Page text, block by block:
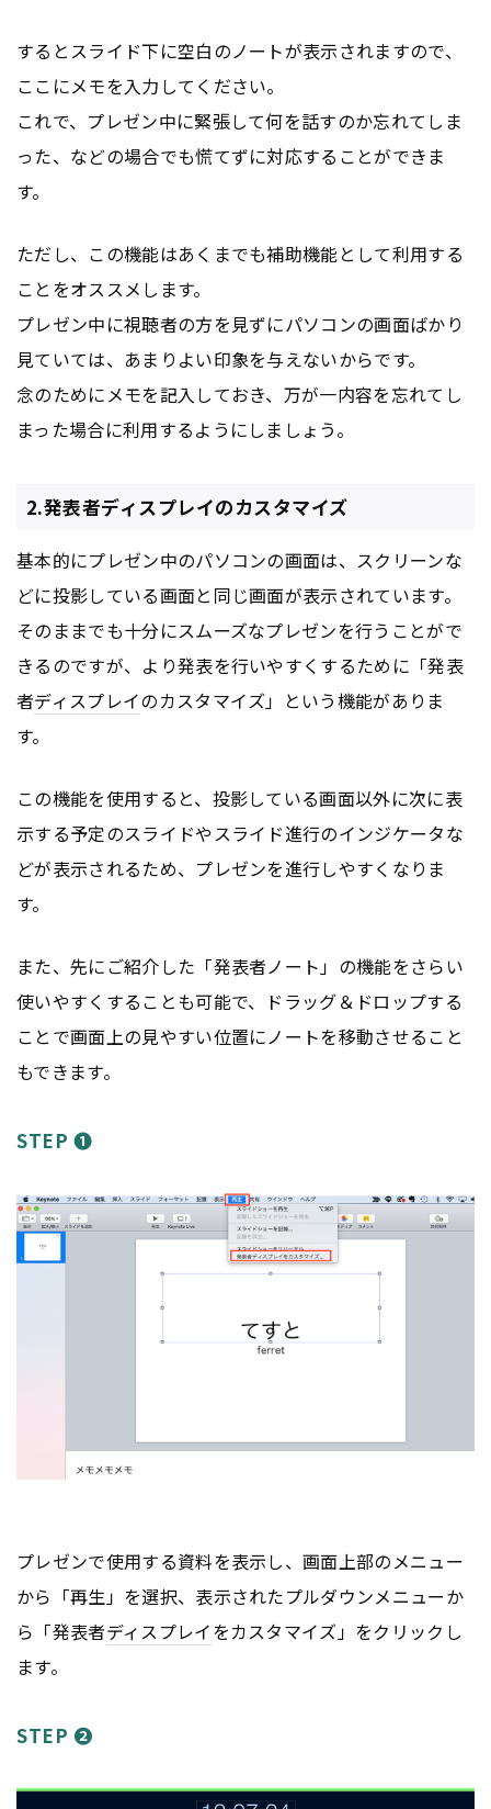
するとスライド下に空白のノートが表示されますので、
ここにメモを入力してください。
これで、プレゼン中に緊張して何を話すのか忘れてしま
った、などの場合でも慌てずに対応することができま
す。
ただし、この機能はあくまでも補助機能として利用する
ことをオススメします。
プレゼン中に視聴者の方を見ずにパソコンの画面ばかり
見ていては、あまりよい印象を与えないからです。
念のためにメモを記入しておき、万が一内容を忘れてし
まった場合に利用するようにしましょう。
2.発表者ディスプレイのカスタマイズ
基本的にプレゼン中のパソコンの画面は、スクリーンな
どに投影している画面と同じ画面が表示されています。
そのままでも十分にスムーズなプレゼンを行うことがで
きるのですが、より発表を行いやすくするために「発表
者ディスプレイのカスタマイズ」という機能がありま
す。
この機能を使用すると、投影している画面以外に次に表
示する予定のスライドやスライド進行のインジケータな
どが表示されるため、プレゼンを進行しやすくなりま
す。
また、先にご紹介した「発表者ノート」の機能をさらい
使いやすくすることも可能で、ドラッグ＆ドロップする
ことで画面上の見やすい位置にノートを移動させること
もできます。
STEP ❶
プレゼンで使用する資料を表示し、画面上部のメニュー
から「再生」を選択、表示されたプルダウンメニューか
ら「発表者ディスプレイをカスタマイズ」をクリックし
ます。
STEP ❷